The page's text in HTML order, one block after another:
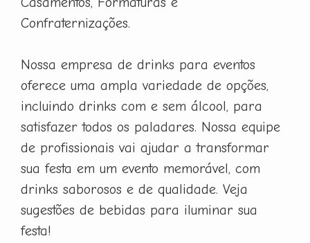
Confraternizações.
Nossa empresa de drinks para eventos
oferece uma ampla variedade de opções,
incluindo drinks com e sem álcool, para
satisfazer todos os paladares. Nossa equipe
de profissionais vai ajudar a transformar
sua festa em um evento memorável, com
drinks saborosos e de qualidade. Veja
sugestões de bebidas para iluminar sua
festa!